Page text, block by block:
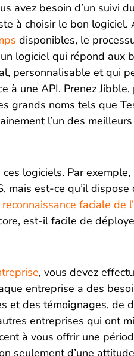
avez besoin d’un suivi
à choisir le bon logiciel.
disponibles, le
logiciel qui répond aux
personnalisable et qui
à une API. Prenez Jibble,
grands noms tels que
l’un des
logiciels. Par
mais est-ce qu’il dispose
faciale de
est-il facile de
, vous devez
entreprise a des
et des témoignages, de
entreprises qui ont
à vous offrir une
seulement d’une